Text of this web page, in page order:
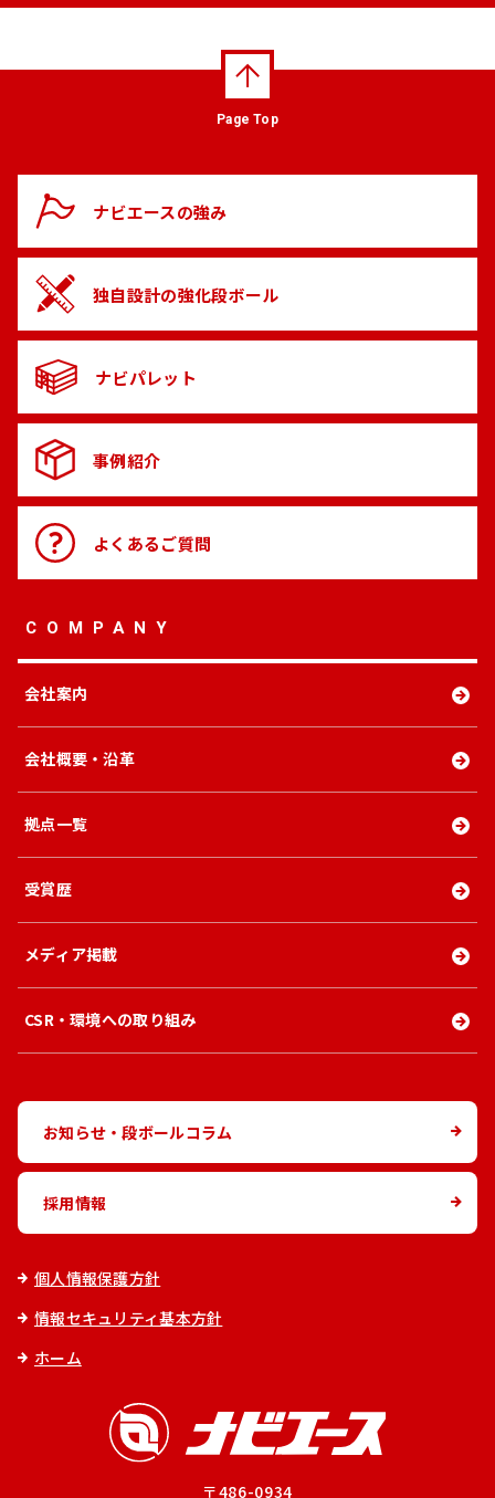
Page Top
〒486-0934
個人情報保護方針
情報セキュリティ基本方針
ホーム
ナビエースの強み
独自設計の強化段ボール
ナビパレット
事例紹介
よくあるご質問
COMPANY
会社案内
会社概要・沿革
拠点一覧
受賞歴
メディア掲載
CSR・環境への取り組み
お知らせ・段ボールコラム
採用情報